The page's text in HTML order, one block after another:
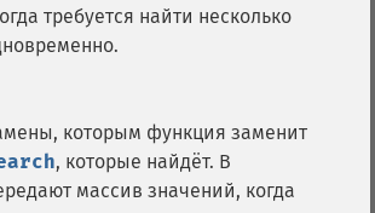
требуется найти несколько
которым функция заменит
, которые найдёт. В
массив значений, когда